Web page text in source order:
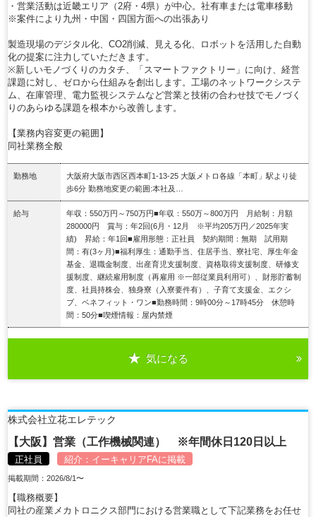
・営業活動は近畿エリア（2府・4県）が中心。社有車または電車移動
※案件により九州・中国・四国方面への出張あり
製造現場のデジタル化、CO2削減、見える化、ロボットを活用した自動
化の提案に注力していただきます。
※新しいモノづくりのカタチ、「スマートファクトリー」に向け、経営
課題に対し、ゼロから仕組みを創出します。工場のネットワークシステ
ム、在庫管理、電力監視システムなど営業と技術の合わせ技でモノづく
りのあらゆる課題を根本から改善します。
【業務内容変更の範囲】
同社業務全般
勤務地
大阪府大阪市西区西本町1-13-25 大阪メトロ各線「本町」駅より徒
歩6分 勤務地変更の範囲:本社及…
給与
年収：550万円～750万円■年収：550万～800万円 月給制：月額
280000円 賞与：年2回(6月・12月 ※平均205万円／2025年実
績) 昇給：年1回■雇用形態：正社員 契約期間：無期 試用期
間：有(3ヶ月)■福利厚生：通勤手当、住居手当、寮社宅、厚生年金
基金、退職金制度、出産育児支援制度、資格取得支援制度、研修支
援制度、継続雇用制度（再雇用 ※一部従業員利用可）、財形貯蓄制
度、社員持株会、独身寮（入寮要件有）、子育て支援金、エクシ
ブ、ベネフィット・ワン■勤務時間：9時00分～17時45分 休憩時
間：50分■喫煙情報：屋内禁煙
気になる
株式会社立花エレテック
【大阪】営業（工作機械関連） ※年間休日120日以上
正社員 紹介： イーキャリアFAに掲載
掲載期間：2026/8/1〜
【職務概要】
同社の産業メカトロニクス部門における営業職として下記業務をお任せ